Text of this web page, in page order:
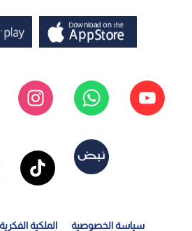
سياسة الخصوصية الملكية الفكرية